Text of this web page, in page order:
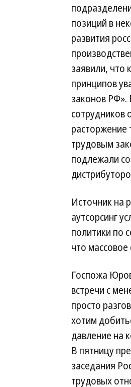
позиций в
развития
заявили, что
принципов
законов РФ».
сотрудников
расторжение
трудовым
подлежали
Источник на
аутсорсинг
политики по
что
Госпожа
встречи с
просто
хотим
давление на
В пятницу
заседания
трудовых